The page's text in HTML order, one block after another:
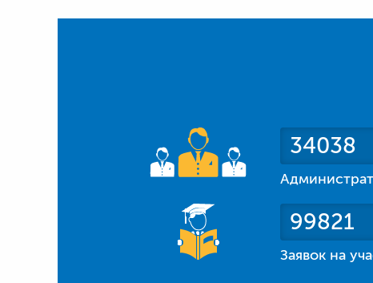
34038
99821
Заявок на